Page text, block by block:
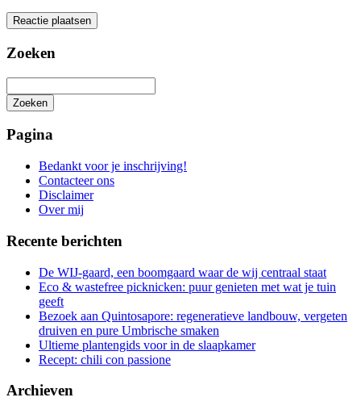
Zoeken
Zoeken
zoeken
Pagina
Bedankt voor je inschrijving!
Contacteer ons
Disclaimer
Over mij
Recente berichten
De WIJ-gaard, een boomgaard waar de wij centraal staat
Eco & wastefree picknicken: puur genieten met wat je tuin
geeft
Bezoek aan Quintosapore: regeneratieve landbouw, vergeten
druiven en pure Umbrische smaken
Ultieme plantengids voor in de slaapkamer
Recept: chili con passione
Archieven